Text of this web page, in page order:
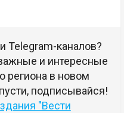
Telegram-каналов?
и интересные
региона в новом
подписывайся!
"Вести